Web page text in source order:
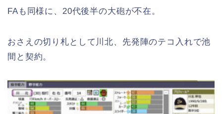
FAも同様に、20代後半の大砲が不在。
おさえの切り札として川北、先発陣のテコ入れで池
間と契約。